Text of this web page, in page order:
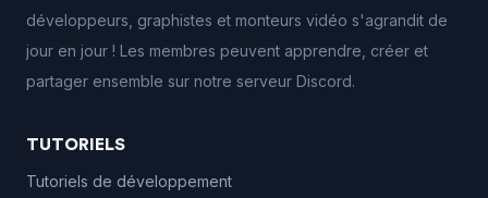
développeurs, graphistes et monteurs vidéo s'agrandit de
jour en jour ! Les membres peuvent apprendre, créer et
partager ensemble sur notre serveur Discord.
TUTORIELS
Tutoriels de développement